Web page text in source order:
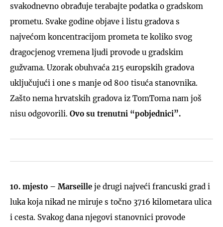
svakodnevno obrađuje terabajte podatka o gradskom
prometu. Svake godine objave i listu gradova s
najvećom koncentracijom prometa te koliko svog
dragocjenog vremena ljudi provode u gradskim
gužvama. Uzorak obuhvaća 215 europskih gradova
uključujući i one s manje od 800 tisuća stanovnika.
Zašto nema hrvatskih gradova iz TomToma nam još
nisu odgovorili. Ovo su trenutni “pobjednici”.
10. mjesto – Marseille je drugi najveći francuski grad i
luka koja nikad ne miruje s točno 3716 kilometara ulica
i cesta. Svakog dana njegovi stanovnici provode